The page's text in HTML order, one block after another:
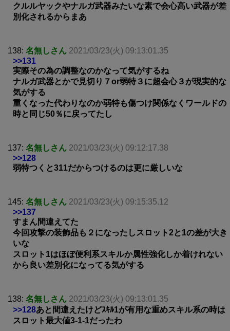
クルルヤックやナルガ武器みたいな素で会心高い武器が差
別化されるからまあ
138: 名無しさん 2021/03/23(火) 09:13:01.35
>>131
実際その為の調整なのかなって気がするね
ナルガ武器とかで見切り７or弱特３に超会心３が現実的な
気がする
重くなった代わりなのか弱特も傷つけ関係なくワールドの
時と同じ50％に戻ってたし
137: 名無しさん 2021/03/23(火) 09:12:17.38
>>128
弱特つくと311だからつけるのは更に厳しいな
145: 名無しさん 2021/03/23(火) 09:15:35.12
>>137
すまん間違えてた
今回攻撃の装飾品も２になったしスロット2と1の差が大き
いな
スロット1はほぼ便利系スキルか属性強化しか着けれない
から良い差別化になってる気がする
138: 名無しさん 2021/03/23(火) 09:13:01.35
>>128あと間違えたけどｽｷﾙ1が有用な重めスキル系の時は
スロット最大値3-1-1だったわ